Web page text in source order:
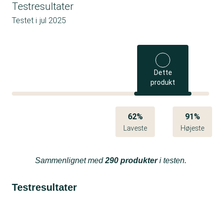
Testresultater
Testet i jul 2025
Dette
produkt
62%
Laveste
91%
Højeste
Sammenlignet med290 produkteri testen.
Testresultater